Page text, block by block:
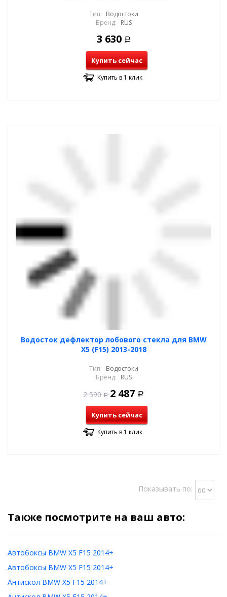
Тип: Водостоки
Бренд: RUS
3 630 Р
Купить сейчас
Купить в 1 клик
Водосток дефлектор лобового стекла для BMW
X5 (F15) 2013-2018
Тип: Водостоки
Бренд: RUS
2 590 Р 2 487 Р
Купить сейчас
Купить в 1 клик
Показывать по:
Также посмотрите на ваш авто:
Автобоксы BMW X5 F15 2014+
Автобоксы BMW X5 F15 2014+
Антискол BMW X5 F15 2014+